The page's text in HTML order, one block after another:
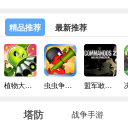
精品推荐 最新推荐
植物大战僵尸mini版 虫虫争霸战联机版 盟军敢死队2高清重制版
塔防 战争手游